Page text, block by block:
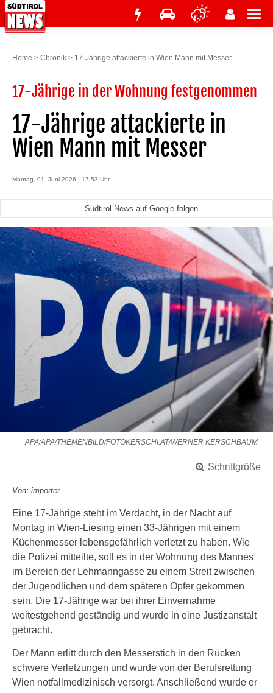
Home > Chronik > 17-Jährige attackierte in Wien Mann mit Messer
17-Jährige in der Wohnung festgenommen
17-Jährige attackierte in
Wien Mann mit Messer
Montag, 01. Juni 2026 | 17:53 Uhr
Südtirol News auf Google folgen
APA/APA/THEMENBILD/FOTOKERSCHI.AT/WERNER KERSCHBAUM
Schriftgröße
Von: importer
Eine 17-Jährige steht im Verdacht, in der Nacht auf
Montag in Wien-Liesing einen 33-Jährigen mit einem
Küchenmesser lebensgefährlich verletzt zu haben. Wie
die Polizei mitteilte, soll es in der Wohnung des Mannes
im Bereich der Lehmanngasse zu einem Streit zwischen
der Jugendlichen und dem späteren Opfer gekommen
sein. Die 17-Jährige war bei ihrer Einvernahme
weitestgehend geständig und wurde in eine Justizanstalt
gebracht.
Der Mann erlitt durch den Messerstich in den Rücken
schwere Verletzungen und wurde von der Berufsrettung
Wien notfallmedizinisch versorgt. Anschließend wurde er